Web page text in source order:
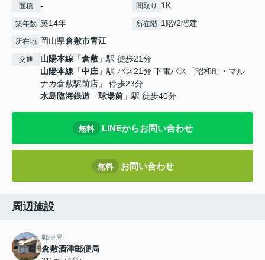
面積 - 間取り 1K
築年数 築14年 所在階 1階/2階建
所在地 岡山県倉敷市青江
交通 山陽本線 「倉敷 」駅 徒歩21分
山陽本線 「中庄 」駅 バス21分 下電バス「昭和町・マル
ナカ倉敷駅前店」 停歩23分
水島臨海鉄道 「球場前 」駅 徒歩40分
無料 LINEからお問い合わせ
無料 お問い合わせ
周辺施設
郵便局
倉敷酒津郵便局